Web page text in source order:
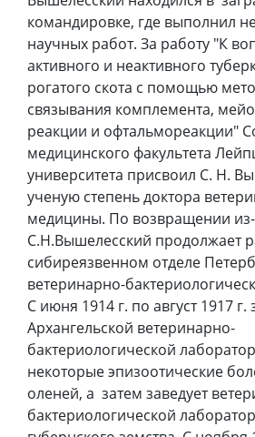
командировке, где выполнил
научных работ. За работу "К
активного и неактивного
рогатого скота с помощью
связывания комплемента,
реакции и офтальмореакции"
медицинского факультета
университета присвоил С. Н.
ученую степень доктора
медицины. По возвращении
С.Н.Вышелесский продолжает
сибиреязвенном отделе
ветеринарно-
С июня 1914 г. по август 1917 г.
Архангельской ветеринарно-
бактериологической
некоторые эпизоотические
оленей, а затем заведует
бактериологической